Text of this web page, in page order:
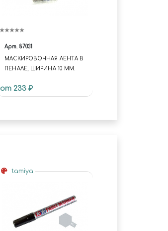
Арт. 87031
МАСКИРОВОЧНАЯ ЛЕНТА В
ПЕНАЛЕ, ШИРИНА 10 ММ.
от 233 ₽
tamiya